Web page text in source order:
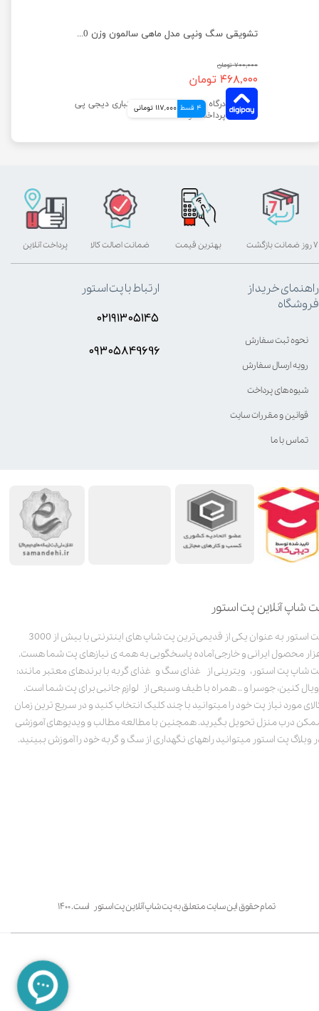
تشویقی سگ ونپی مدل ماهی سالمون وزن 100 گرم
۷۰۰,۰۰۰ تومان
۴۶۸,۰۰۰ تومان
4 قسط 117,000 تومانی
شاپ آنلاین پت استور
پت استور به عنوان یکی از قدیمی‌ترین پت شاپ های اینترنتی با بیش از 3000
محصول ایرانی و خارجی آماده پاسخگویی به همه ی نیازهای پت شما هست.
شاپ پت استور، ویترینی از غذای سگ و غذای گربه با برندهای معتبر مانند:
کنین، جوسرا و .. همراه با طیف وسیعی از لوازم جانبی برای پت شما است.
مورد نیاز پت خود را میتوانید با چند کلیک انتخاب کنید و در سریع ترین زمان
درب منزل تحویل بگیرید. همچنین با مطالعه مطالب و ویدیوهای آموزشی
وبلاگ پت استور میتوانید راههای نگهداری از سگ و گربه خود را آموزش ببینید.
تمام حقوق این سایت متعلق به پت شاپ آنلاین پت استور است. ۱۴۰۰
بهترین قیمت پرداخت آنلاین ۷ روز ضمانت بازگشت ضمانت اصالت کالا
راهنمای خرید از
فروشگاه
نحوه ثبت سفارش
رویه ارسال سفارش
شیوه‌های پرداخت
قوانین و مقررات سایت
تماس با ما
ارتباط با پت استور
۰۲۱۹۱۳۰۵۱۴۵
۰۹۳۰۵8۴9696